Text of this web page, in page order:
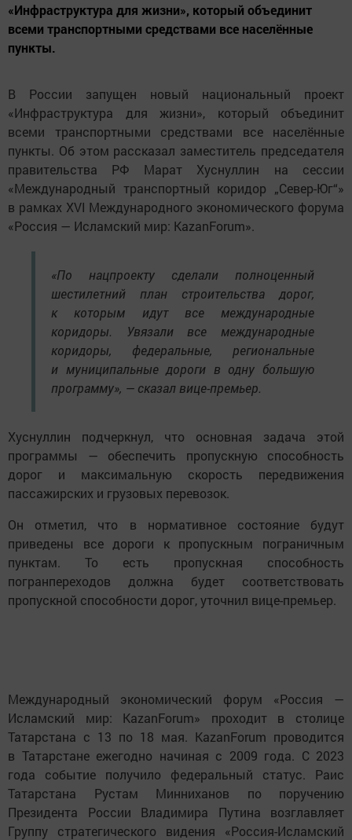
«Инфраструктура для жизни», который объединит
всеми транспортными средствами все населённые
пункты.
В России запущен новый национальный проект
«Инфраструктура для жизни», который объединит
всеми транспортными средствами все населённые
пункты. Об этом рассказал заместитель председателя
правительства РФ Марат Хуснуллин на сессии
«Международный транспортный коридор „Север-Юг“»
в рамках XVI Международного экономического форума
«Россия — Исламский мир: KazanForum».
«По нацпроекту сделали полноценный
шестилетний план строительства дорог,
к которым идут все международные
коридоры. Увязали все международные
коридоры, федеральные, региональные
и муниципальные дороги в одну большую
программу», — сказал вице-премьер.
Хуснуллин подчеркнул, что основная задача этой
программы — обеспечить пропускную способность
дорог и максимальную скорость передвижения
пассажирских и грузовых перевозок.
Он отметил, что в нормативное состояние будут
приведены все дороги к пропускным пограничным
пунктам. То есть пропускная способность
погранпереходов должна будет соответствовать
пропускной способности дорог, уточнил вице-премьер.
Международный экономический форум «Россия —
Исламский мир: KazanForum» проходит в столице
Татарстана с 13 по 18 мая. KazanForum проводится
в Татарстане ежегодно начиная с 2009 года. C 2023
года событие получило федеральный статус. Раис
Татарстана Рустам Минниханов по поручению
Президента России Владимира Путина возглавляет
Группу стратегического видения «Россия-Исламский